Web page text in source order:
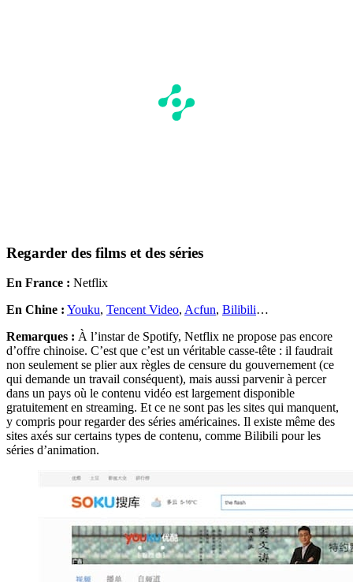
Regarder des films et des séries
En France : Netflix
En Chine : Youku, Tencent Video, Acfun, Bilibili…
Remarques : À l’instar de Spotify, Netflix ne propose pas encore
d’offre chinoise. C’est que c’est un véritable casse-tête : il faudrait
non seulement se plier aux règles de censure du gouvernement (ce
qui demande un travail conséquent), mais aussi parvenir à percer
dans un pays où le contenu vidéo est largement disponible
gratuitement en streaming. Et ce ne sont pas les sites qui manquent,
y compris pour regarder des séries américaines. Il existe même des
sites axés sur certains types de contenu, comme Bilibili pour les
séries d’animation.